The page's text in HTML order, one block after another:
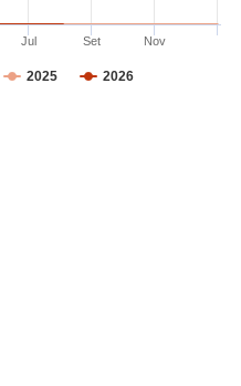
2025 2026
Jul Set Nov